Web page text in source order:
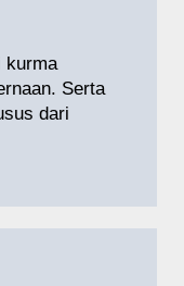
kurma
Serta
dari